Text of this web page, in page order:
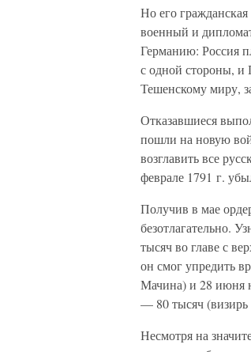
Но его
военный и
Германию: Россия
с одной стороны, и
Тешенскому миру,
Отказавшиеся
пошли на новую
возглавить все
феврале 1791 г.
Получив в мае
безотлагательно.
тысяч во главе с
он смог упредить
Мачина) и 28 июня
— 80 тысяч
Несмотря на